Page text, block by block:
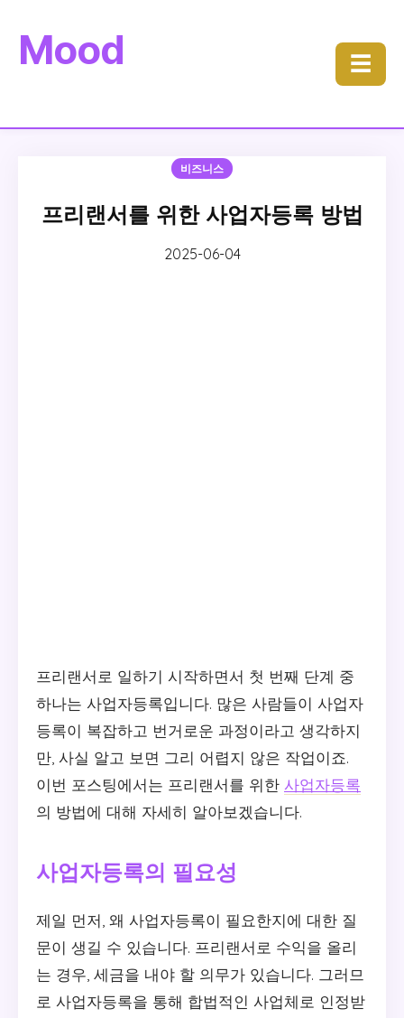
Mood ☰
비즈니스
프리랜서를 위한 사업자등록 방법
2025-06-04
프리랜서로 일하기 시작하면서 첫 번째 단계 중
하나는 사업자등록입니다. 많은 사람들이 사업자
등록이 복잡하고 번거로운 과정이라고 생각하지
만, 사실 알고 보면 그리 어렵지 않은 작업이죠.
이번 포스팅에서는 프리랜서를 위한 사업자등록
의 방법에 대해 자세히 알아보겠습니다.
사업자등록의 필요성
제일 먼저, 왜 사업자등록이 필요한지에 대한 질
문이 생길 수 있습니다. 프리랜서로 수익을 올리
는 경우, 세금을 내야 할 의무가 있습니다. 그러므
로 사업자등록을 통해 합법적인 사업체로 인정받